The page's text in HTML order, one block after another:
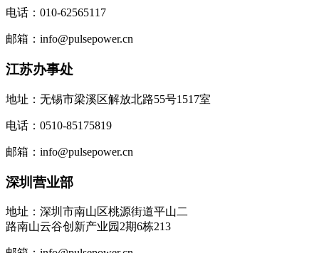
电话：010-62565117
邮箱：info@pulsepower.cn
江苏办事处
地址：无锡市梁溪区解放北路55号1517室
电话：0510-85175819
邮箱：info@pulsepower.cn
深圳营业部
地址：深圳市南山区桃源街道平山二
路南山云谷创新产业园2期6栋213